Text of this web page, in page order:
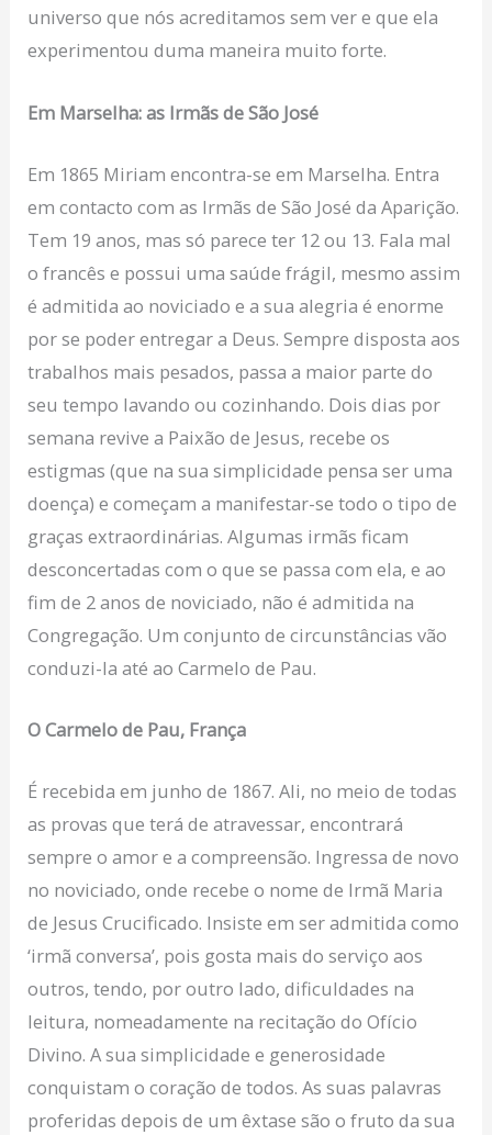
universo que nós acreditamos sem ver e que ela
experimentou duma maneira muito forte.
Em Marselha: as Irmãs de São José
Em 1865 Miriam encontra-se em Marselha. Entra
em contacto com as Irmãs de São José da Aparição.
Tem 19 anos, mas só parece ter 12 ou 13. Fala mal
o francês e possui uma saúde frágil, mesmo assim
é admitida ao noviciado e a sua alegria é enorme
por se poder entregar a Deus. Sempre disposta aos
trabalhos mais pesados, passa a maior parte do
seu tempo lavando ou cozinhando. Dois dias por
semana revive a Paixão de Jesus, recebe os
estigmas (que na sua simplicidade pensa ser uma
doença) e começam a manifestar-se todo o tipo de
graças extraordinárias. Algumas irmãs ficam
desconcertadas com o que se passa com ela, e ao
fim de 2 anos de noviciado, não é admitida na
Congregação. Um conjunto de circunstâncias vão
conduzi-la até ao Carmelo de Pau.
O Carmelo de Pau, França
É recebida em junho de 1867. Ali, no meio de todas
as provas que terá de atravessar, encontrará
sempre o amor e a compreensão. Ingressa de novo
no noviciado, onde recebe o nome de Irmã Maria
de Jesus Crucificado. Insiste em ser admitida como
‘irmã conversa’, pois gosta mais do serviço aos
outros, tendo, por outro lado, dificuldades na
leitura, nomeadamente na recitação do Ofício
Divino. A sua simplicidade e generosidade
conquistam o coração de todos. As suas palavras
proferidas depois de um êxtase são o fruto da sua